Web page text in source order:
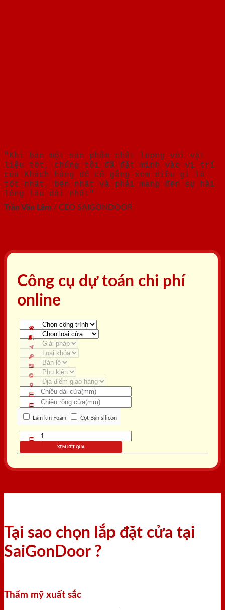
"Khi bán một sản phẩm chất lượng với vật
liệu tốt, chúng tôi đã đặt mình vào vị trí
của Khách hàng để cố gắng xem điều gì là
tốt nhất, bền nhất và phải mang đến sự hài
lòng lâu dài nhất"
Trần Văn Lãm / CEO SAIGONDOOR
Công cụ dự toán chi phí
online
Làm kín Foam Cột Bắn silicon
XEM KẾT QUẢ
Tại sao chọn lắp đặt cửa tại
SaiGonDoor ?
Thẩm mỹ xuất sắc